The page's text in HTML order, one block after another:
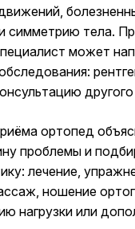
симметрию тела.
может
другого
ортопед
проблемы и
лечение,
ношение
нагрузки или